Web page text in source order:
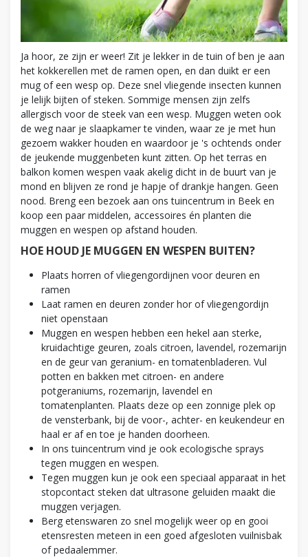
Ja hoor, ze zijn er weer! Zit je lekker in de tuin of ben je aan
het kokkerellen met de ramen open, en dan duikt er een
mug of een wesp op. Deze snel vliegende insecten kunnen
je lelijk bijten of steken. Sommige mensen zijn zelfs
allergisch voor de steek van een wesp. Muggen weten ook
de weg naar je slaapkamer te vinden, waar ze je met hun
gezoem wakker houden en waardoor je 's ochtends onder
de jeukende muggenbeten kunt zitten. Op het terras en
balkon komen wespen vaak akelig dicht in de buurt van je
mond en blijven ze rond je hapje of drankje hangen. Geen
nood. Breng een bezoek aan ons tuincentrum in Beek en
koop een paar middelen, accessoires én planten die
muggen en wespen op afstand houden.
HOE HOUD JE MUGGEN EN WESPEN BUITEN?
Plaats horren of vliegengordijnen voor deuren en
ramen
Laat ramen en deuren zonder hor of vliegengordijn
niet openstaan
Muggen en wespen hebben een hekel aan sterke,
kruidachtige geuren, zoals citroen, lavendel, rozemarijn
en de geur van geranium- en tomatenbladeren. Vul
potten en bakken met citroen- en andere
potgeraniums, rozemarijn, lavendel en
tomatenplanten. Plaats deze op een zonnige plek op
de vensterbank, bij de voor-, achter- en keukendeur en
haal er af en toe je handen doorheen.
In ons tuincentrum vind je ook ecologische sprays
tegen muggen en wespen.
Tegen muggen kun je ook een speciaal apparaat in het
stopcontact steken dat ultrasone geluiden maakt die
muggen verjagen.
Berg etenswaren zo snel mogelijk weer op en gooi
etensresten meteen in een goed afgesloten vuilnisbak
of pedaalemmer.